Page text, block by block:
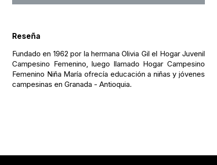
Reseña
Fundado en 1962 por la hermana Olivia Gil el Hogar Juvenil
Campesino Femenino, luego llamado Hogar Campesino
Femenino Niña María ofrecía educación a niñas y jóvenes
campesinas en Granada - Antioquia.